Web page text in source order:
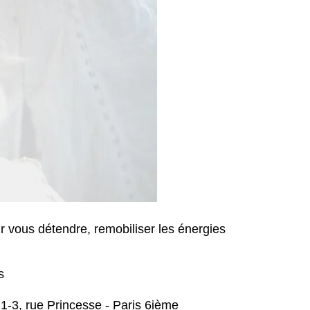
vous détendre, remobiliser les énergies
3, rue Princesse - Paris 6ième